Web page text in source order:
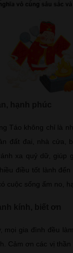
Táo không chỉ là
đất đai, nhà cửa,
xa quỷ dữ, giúp
điều tốt lành
cuộc sống ấm no,
mọi gia đình đều
Cảm ơn các vị